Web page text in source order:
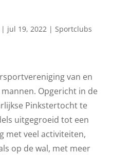
jul 19, 2022| Sportclubs
van en
Opgericht in de
Pinkstertocht te
uitgegroeid tot een
met veel activiteiten,
op de wal, met meer